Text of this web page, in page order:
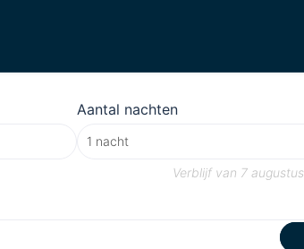
Aantal nachten
Verblijf van 7 augustus